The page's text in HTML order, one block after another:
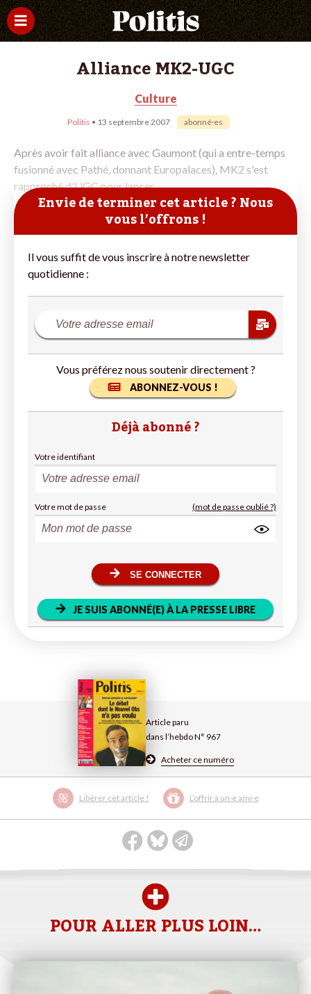
Alliance MK2-UGC
Culture
Politis • 13 septembre 2007 abonné·es
Article paru
dans l’hebdo N° 967
Acheter ce numéro
Libérer cet article ! L’offrir à un·e ami·e
Après avoir fait alliance avec Gaumont (qui a entre-temps
fusionné avec Pathé, donnant Europalaces), MK2 s'est
rapproché d'UGC pour lancer,
Envie de terminer cet article ? Nous
vous l’offrons !
Il vous suffit de vous inscrire à notre newsletter
quotidienne :
Vous préférez nous soutenir directement ?
ABONNEZ-VOUS !
Déjà abonné ?
Votre identifiant
Votre mot de passe (mot de passe oublié ?)
SE CONNECTER
JE SUIS ABONNÉ(E) À LA PRESSE LIBRE
POUR ALLER PLUS LOIN…